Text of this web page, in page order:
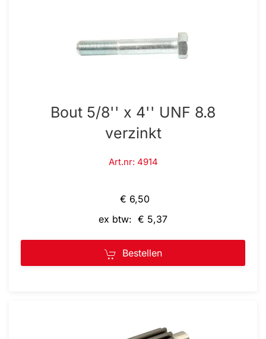
Bout 5/8'' x 4'' UNF 8.8
verzinkt
Art.nr: 4914
€ 6,50
ex btw: € 5,37
Bestellen